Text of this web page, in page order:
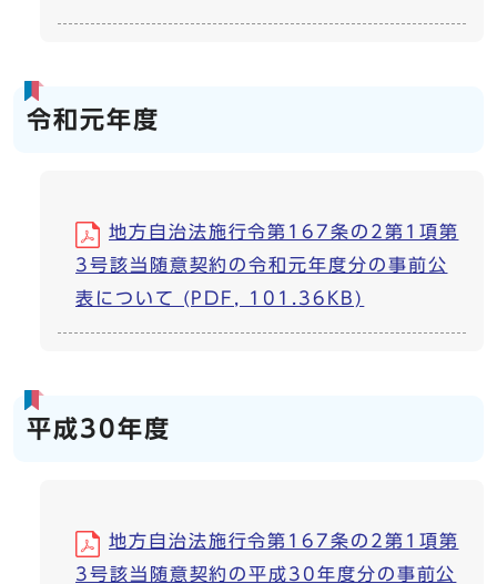
令和元年度
地方自治法施行令第167条の2第1項第
3号該当随意契約の令和元年度分の事前公
表について (PDF, 101.36KB)
平成30年度
地方自治法施行令第167条の2第1項第
3号該当随意契約の平成30年度分の事前公